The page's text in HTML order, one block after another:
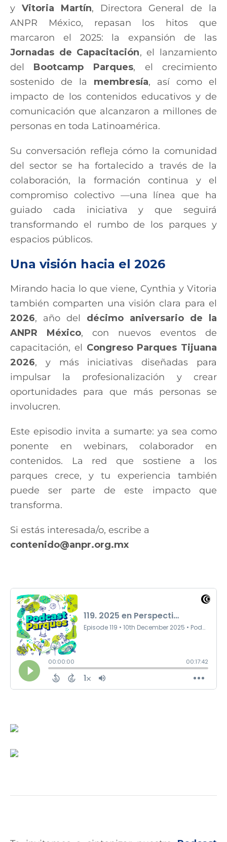
y Vitoria Martín, Directora General de la
ANPR México, repasan los hitos que
marcaron el 2025: la expansión de las
Jornadas de Capacitación, el lanzamiento
del Bootcamp Parques, el crecimiento
sostenido de la membresía, así como el
impacto de los contenidos educativos y de
comunicación que alcanzaron a millones de
personas en toda Latinoamérica.
Su conversación refleja cómo la comunidad
del sector se ha fortalecido a través de la
colaboración, la formación continua y el
compromiso colectivo —una línea que ha
guiado cada iniciativa y que seguirá
transformando el rumbo de los parques y
espacios públicos.
Una visión hacia el 2026
Mirando hacia lo que viene, Cynthia y Vitoria
también comparten una visión clara para el
2026, año del décimo aniversario de la
ANPR México, con nuevos eventos de
capacitación, el Congreso Parques Tijuana
2026, y más iniciativas diseñadas para
impulsar la profesionalización y crear
oportunidades para que más personas se
involucren.
Este episodio invita a sumarte: ya sea como
ponente en webinars, colaborador en
contenidos. La red que sostiene a los
parques crece, y tu experiencia también
puede ser parte de este impacto que
transforma.
Si estás interesada/o, escribe a
contenido@anpr.org.mx